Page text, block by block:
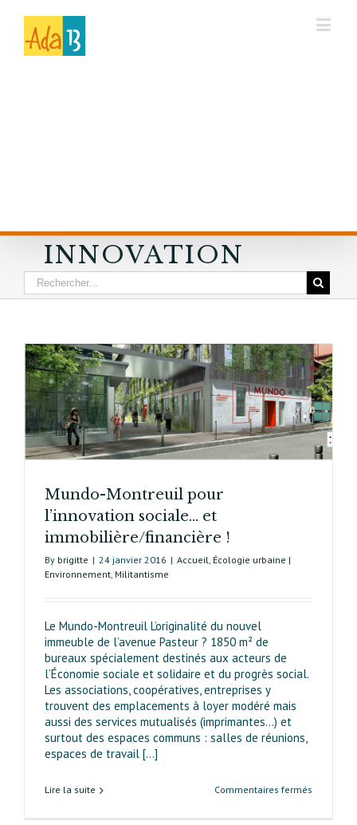
INNOVATION
Mundo-Montreuil pour
l’innovation sociale… et
immobilière/financière !
By brigitte | 24 janvier 2016 | Accueil, Écologie urbaine |
Environnement, Militantisme
Le Mundo-Montreuil L’originalité du nouvel
immeuble de l’avenue Pasteur ? 1850 m² de
bureaux spécialement destinés aux acteurs de
l’Économie sociale et solidaire et du progrès social.
Les associations, coopératives, entreprises y
trouvent des emplacements à loyer modéré mais
aussi des services mutualisés (imprimantes…) et
surtout des espaces communs : salles de réunions,
espaces de travail [...]
Lire la suite Commentaires fermés